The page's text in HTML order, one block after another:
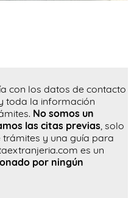
con los datos de contacto
toda la información
No somos un
las citas previas, solo
y una guía para
es un
por ningún